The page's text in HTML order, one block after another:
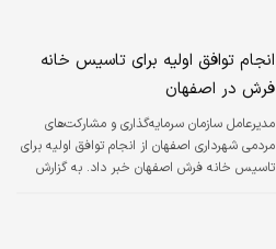
عادی بازخواهد گشت و بازار بیش از این، کشش
نیمه‌تعطیل بودن را ندارد.
انجام توافق اولیه برای تاسیس خانه
فرش در اصفهان
مدیرعامل سازمان سرمایه‌گذاری و مشارکت‌های
مردمی شهرداری اصفهان از انجام توافق اولیه برای
تاسیس خانه فرش اصفهان خبر داد. به گزارش